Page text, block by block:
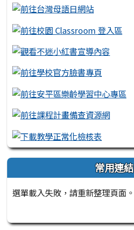
常用連結
選單載入失敗，請重新整理頁面。